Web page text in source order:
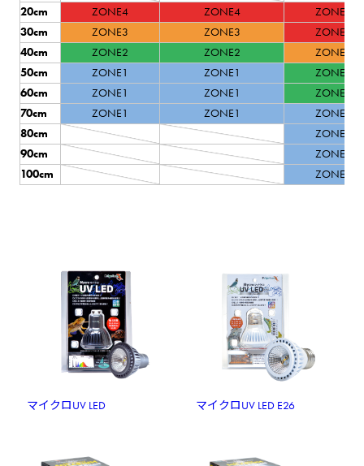
20cm
ZONE4 ZONE4
ZONE4
30cm
ZONE3 ZONE3
ZONE4
40cm
ZONE2 ZONE2
ZONE3
50cm
ZONE1 ZONE1
ZONE2
60cm
ZONE1 ZONE1
ZONE2
70cm
ZONE1 ZONE1
ZONE1
80cm
ZONE1
90cm
ZONE1
100cm
ZONE1
マイクロUV LED マイクロUV LED E26